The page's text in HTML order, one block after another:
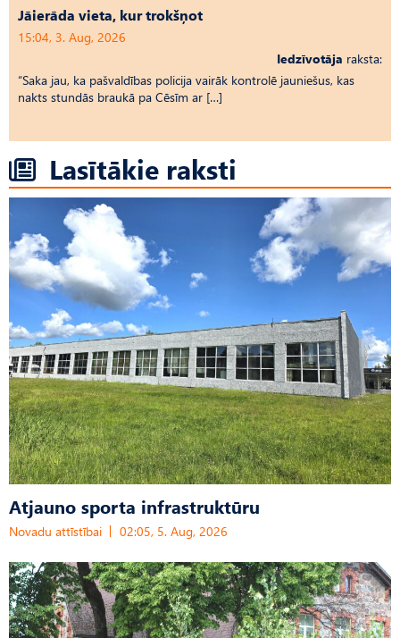
Jāierāda vieta, kur trokšņot
15:04, 3. Aug, 2026
Iedzīvotāja raksta:
“Saka jau, ka pašvaldības policija vairāk kontrolē jauniešus, kas
nakts stundās braukā pa Cēsīm ar […]
Lasītākie raksti
Atjauno sporta infrastruktūru
Novadu attīstībai 02:05, 5. Aug, 2026